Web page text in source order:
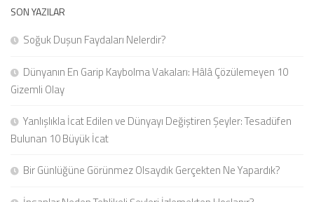
SON YAZILAR
Soğuk Duşun Faydaları Nelerdir?
Dünyanın En Garip Kaybolma Vakaları: Hâlâ Çözülemeyen 10
Gizemli Olay
Yanlışlıkla İcat Edilen ve Dünyayı Değiştiren Şeyler: Tesadüfen
Bulunan 10 Büyük İcat
Bir Günlüğüne Görünmez Olsaydık Gerçekten Ne Yapardık?